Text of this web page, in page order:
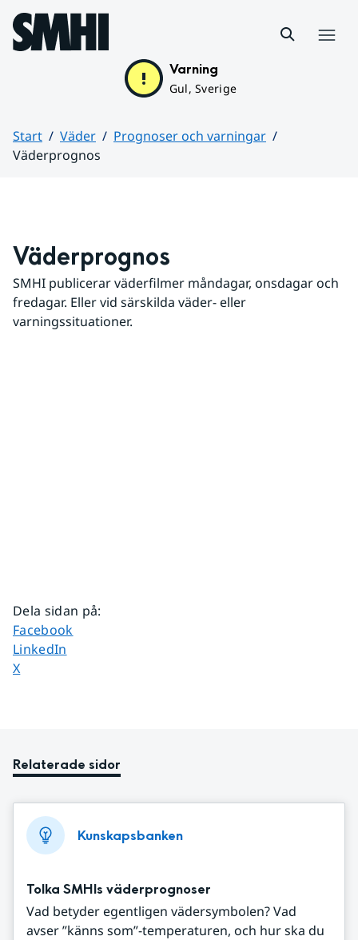
Hoppa till sidans innehåll
Varning
Gul, Sverige
Start Väder
Prognoser och varningar
Väderprognos
Väderprognos
SMHI publicerar väderfilmer måndagar, onsdagar och
fredagar. Eller vid särskilda väder- eller
varningssituationer.
Dela sidan på:
Dela sidan på
Facebook
Dela sidan på
LinkedIn
Dela sidan på
X
Relaterade sidor
Kunskapsbanken
Tolka SMHIs väderprognoser
Vad betyder egentligen vädersymbolen? Vad
avser ”känns som”-temperaturen, och hur ska du